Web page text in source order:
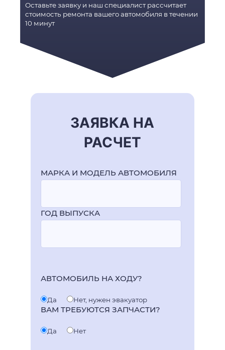
Оставьте заявку и наш специалист рассчитает
стоимость ремонта вашего автомобиля в течении
10 минут
ЗАЯВКА НА
РАСЧЕТ
МАРКА И МОДЕЛЬ АВТОМОБИЛЯ
ГОД ВЫПУСКА
АВТОМОБИЛЬ НА ХОДУ?
Да Нет, нужен эвакуатор
ВАМ ТРЕБУЮТСЯ ЗАПЧАСТИ?
Да Нет